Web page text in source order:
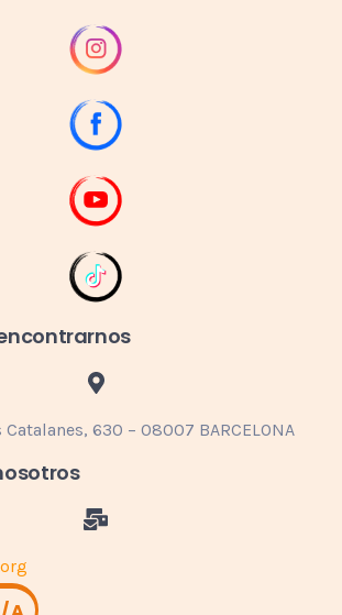
630 – 08007 BARCELONA